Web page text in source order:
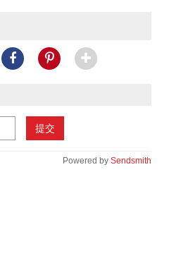
提交
Powered by Sendsmith